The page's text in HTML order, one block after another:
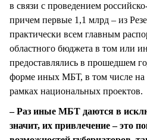
в связи с проведением
причем первые 1,1 млрд – из
практически всем главным
областного бюджета в том или
предоставлялись в прошедшем
форме иных МБТ, в том числе на
рамках национальных проектов.
– Раз иные МБТ даются в
значит, их привлечение – это